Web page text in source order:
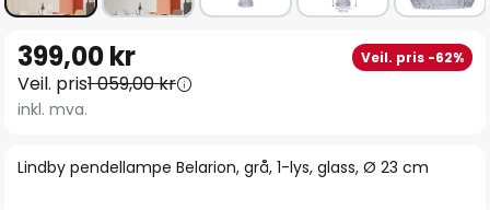
begynnelsen
av
Lindby pendellampe Belarion, grå, 1-lys, glass, Ø 23 cm
399,00 kr Veil. pris -62%
Veil. pris1 059,00 kr
inkl. mva.